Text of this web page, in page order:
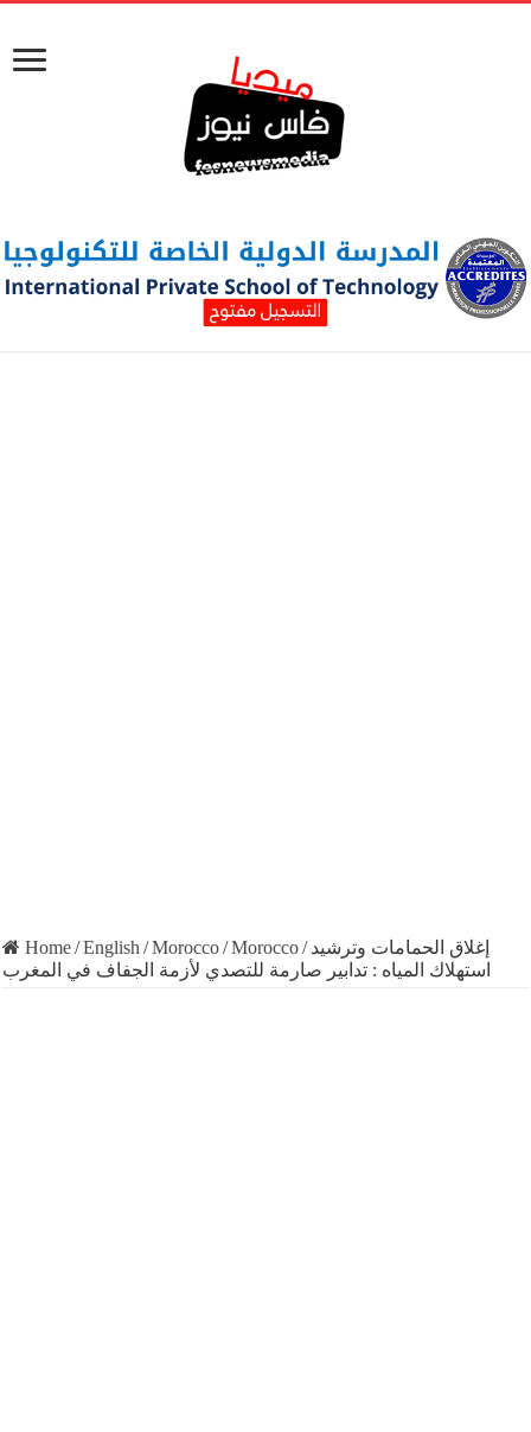
Home/English /Morocco/Morocco/ إغلاق الحمامات وترشيد
استهلاك المياه : تدابير صارمة للتصدي لأزمة الجفاف في المغرب